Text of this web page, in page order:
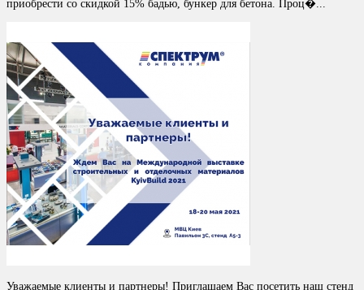
приобрести со скидкой 15% бадью, бункер для бетона. Проц�...
Уважаемые клиенты и партнеры! Приглашаем Вас посетить наш стенд